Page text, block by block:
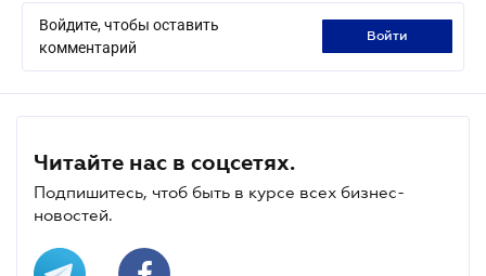
Войдите, чтобы оставить
комментарий
войти
Читайте нас в соцсетях.
Подпишитесь, чтоб быть в курсе всех бизнес-
новостей.